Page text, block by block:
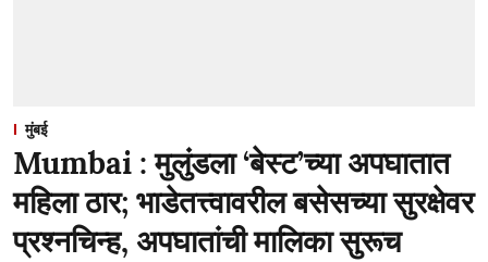
मुंबई
Mumbai : मुलुंडला ‘बेस्ट’च्या अपघातात
महिला ठार; भाडेतत्त्वावरील बसेसच्या सुरक्षेवर
प्रश्नचिन्ह, अपघातांची मालिका सुरूच